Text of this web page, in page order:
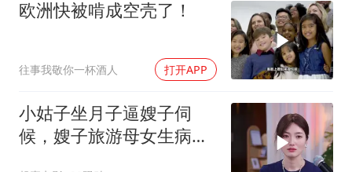
欧洲快被啃成空壳了！
往事我敬你一杯酒人 打开APP
小姑子坐月子逼嫂子伺
候，嫂子旅游母女生病反